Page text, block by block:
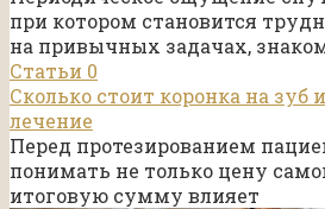
при котором становится
на привычных задачах,
Статьи 0
Сколько стоит коронка на зуб
лечение
Перед протезированием
понимать не только цену
итоговую сумму влияет